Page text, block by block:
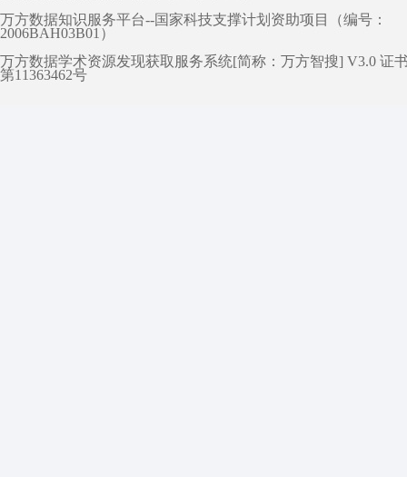
万方数据知识服务平台--国家科技支撑计划资助项目（编号：
2006BAH03B01）
万方数据学术资源发现获取服务系统[简称：万方智搜] V3.0 证
第11363462号